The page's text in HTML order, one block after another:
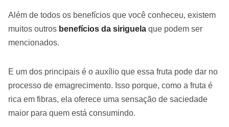
Além de todos os benefícios que você conheceu, existem
muitos outros benefícios da siriguela que podem ser
mencionados.
E um dos principais é o auxílio que essa fruta pode dar no
processo de emagrecimento. Isso porque, como a fruta é
rica em fibras, ela oferece uma sensação de saciedade
maior para quem está consumindo.